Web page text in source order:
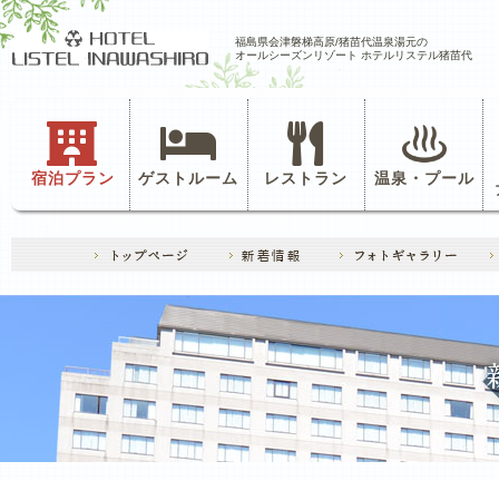
福島県会津磐梯高原/猪苗代温泉湯元の
オールシーズンリゾート ホテルリステル猪苗代
宿泊プラン ゲストルーム レストラン 温泉・プール